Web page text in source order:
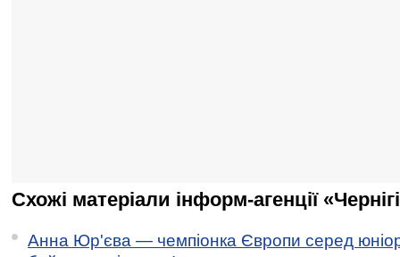
Схожі матеріали інформ-агенції
Анна Юр'єва — чемпіонка Європи серед